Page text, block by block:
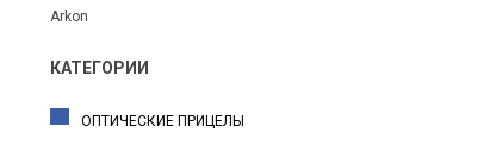
Arkon
КАТЕГОРИИ
ОПТИЧЕСКИЕ ПРИЦЕЛЫ